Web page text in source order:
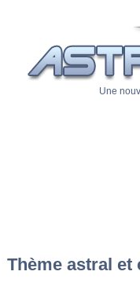
Une
Thème astral et